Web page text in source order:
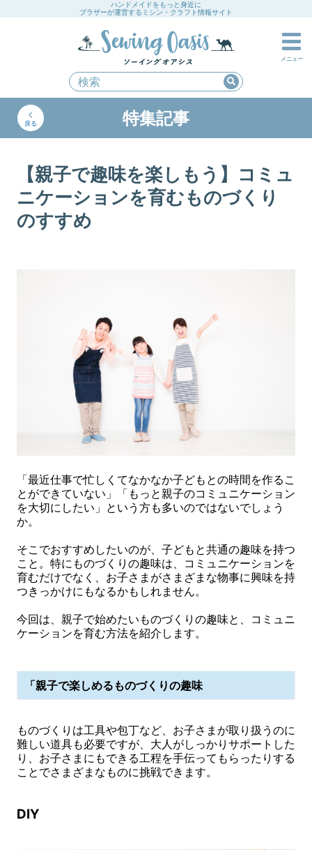
ハンドメイドをもっと身近に
ブラザーが運営するミシン・クラフト情報サイト
メニュー
戻る 特集記事
【親子で趣味を楽しもう】コミュ
ニケーションを育むものづくり
のすすめ
「最近仕事で忙しくてなかなか子どもとの時間を作るこ
とができていない」「もっと親子のコミュニケーション
を大切にしたい」という方も多いのではないでしょう
か。
そこでおすすめしたいのが、子どもと共通の趣味を持つ
こと。特にものづくりの趣味は、コミュニケーションを
育むだけでなく、お子さまがさまざまな物事に興味を持
つきっかけにもなるかもしれません。
今回は、親子で始めたいものづくりの趣味と、コミュニ
ケーションを育む方法を紹介します。
「親子で楽しめるものづくりの趣味
ものづくりは工具や包丁など、お子さまが取り扱うのに
難しい道具も必要ですが、大人がしっかりサポートした
り、お子さまにもできる工程を手伝ってもらったりする
ことでさまざまなものに挑戦できます。
DIY